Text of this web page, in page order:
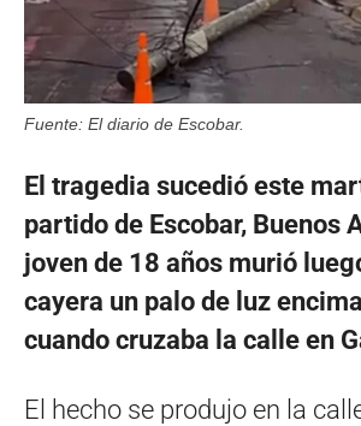
Fuente: El diario de Escobar.
El tragedia sucedió este
partido de Escobar, Buenos
joven de 18 años murió
cayera un palo de luz
cuando cruzaba la calle en
El hecho se produjo en la